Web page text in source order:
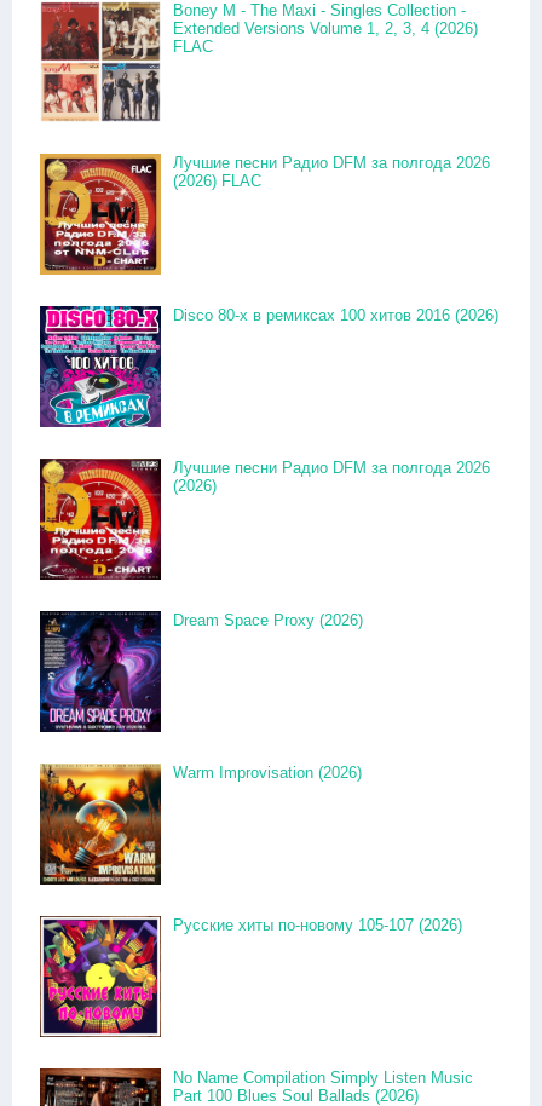
Boney M - The Maxi - Singles Collection -
Extended Versions Volume 1, 2, 3, 4 (2026)
FLAC
Лучшие песни Радио DFM за полгода 2026
(2026) FLAC
Disco 80-x в ремиксах 100 хитов 2016 (2026)
Лучшие песни Радио DFM за полгода 2026
(2026)
Dream Space Proxy (2026)
Warm Improvisation (2026)
Русские хиты по-новому 105-107 (2026)
No Name Compilation Simply Listen Music
Part 100 Blues Soul Ballads (2026)